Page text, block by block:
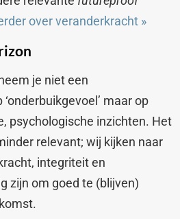
over veranderkracht »
je niet een
maar op
psychologische inzichten. Het
relevant; wij kijken naar
integriteit en
zijn om goed te (blijven)